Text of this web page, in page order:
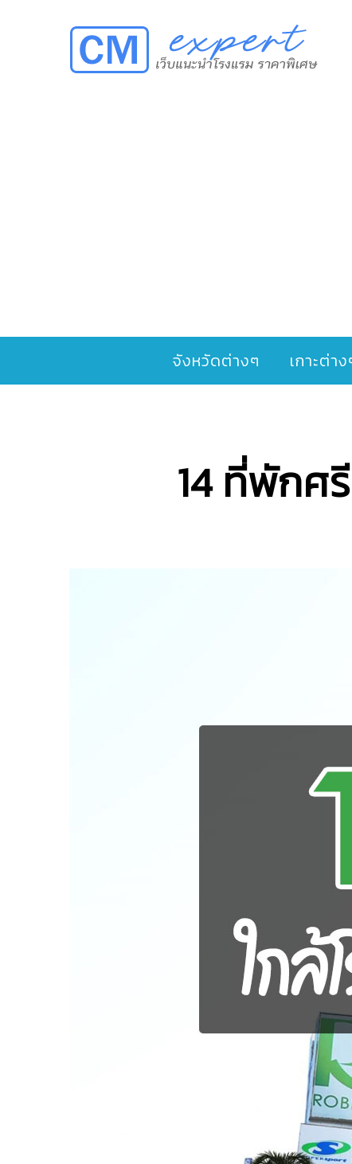
จังหวัดต่างๆ เกาะต่า
14 ที่พักศ